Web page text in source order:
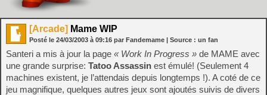
[Arcade] Mame WIP
Posté le 24/03/2003 à 09:16 par Fandemame | Source : un fan
Santeri a mis à jour la page « Work In Progress » de MAME avec
une grande surprise: Tatoo Assassin est émulé! (Seulement 4
machines existent, je l’attendais depuis longtemps !). A coté de ce
jeu magnifique, quelques autres jeux sont ajoutés suivis de divers